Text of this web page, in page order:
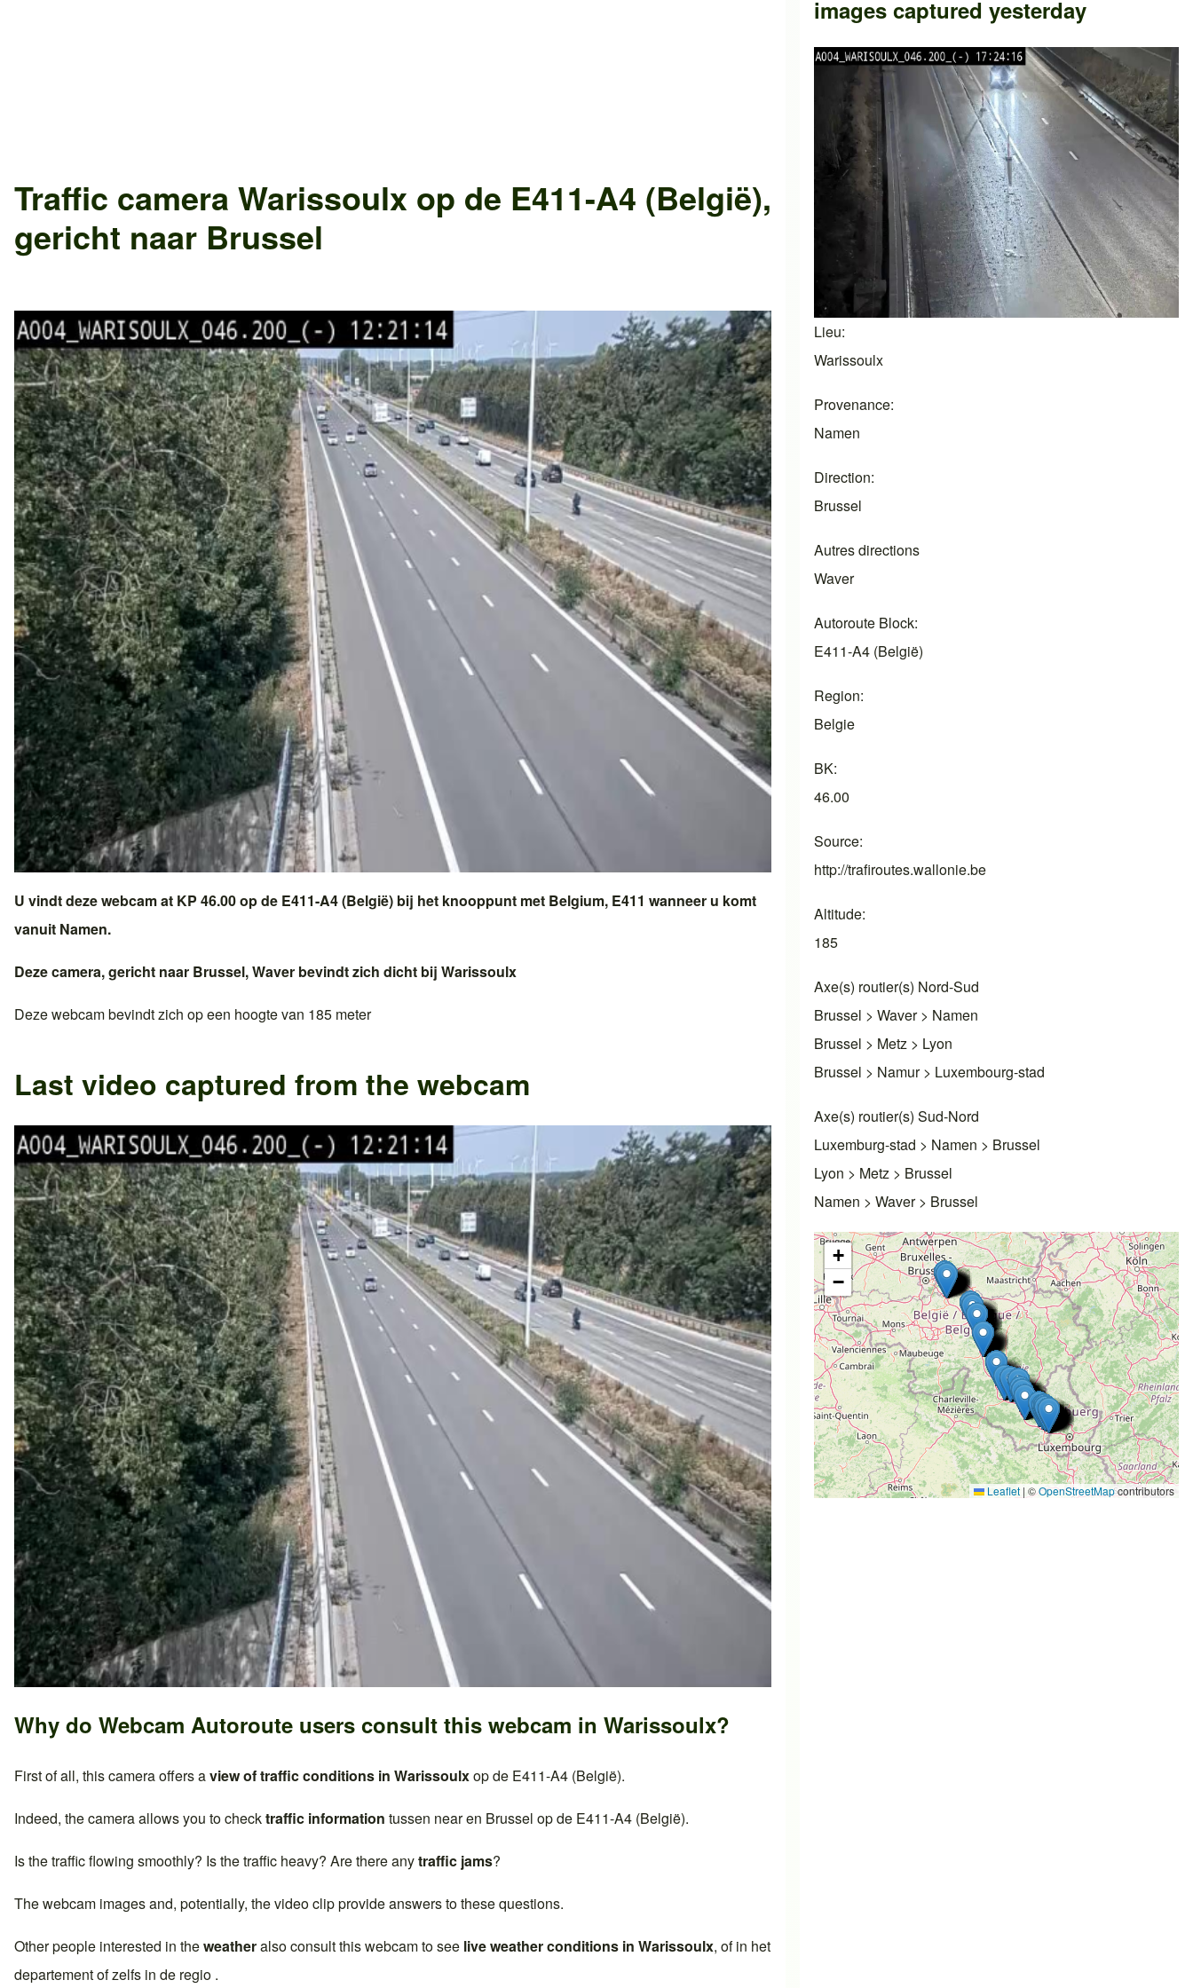
Traffic camera Warissoulx op de E411-A4 (België),
gericht naar Brussel
U vindt deze webcam at KP 46.00 op de E411-A4 (België) bij het knooppunt met Belgium, E411 wanneer u komt
vanuit Namen.
Deze camera, gericht naar Brussel,Waver bevindt zich dicht bij Warissoulx
Deze webcam bevindt zich op een hoogte van 185 meter
Last video captured from the webcam
Why do Webcam Autoroute users consult this webcam in Warissoulx?
First of all, this camera offers aview of traffic conditions in Warissoulxop de E411-A4 (België).
Indeed, the camera allows you to checktraffic information tussen near en Brussel op de E411-A4 (België).
Is the traffic flowing smoothly? Is the traffic heavy? Are there anytraffic jams?
The webcam images and, potentially, the video clip provide answers to these questions.
Other people interested in theweatheralso consult this webcam to see live weather conditions in Warissoulx, of in het
departement of zelfs in de regio .
images captured yesterday
Lieu
Warissoulx
Provenance
Namen
Direction
Brussel
Autres directions
Waver
Autoroute Block
E411-A4 (België)
Region
Belgie
BK
46.00
Source
http://trafiroutes.wallonie.be
Altitude
185
Axe(s) routier(s) Nord-Sud
Brussel > Waver > Namen
Brussel > Metz > Lyon
Brussel > Namur > Luxembourg-stad
Axe(s) routier(s) Sud-Nord
Luxemburg-stad > Namen > Brussel
Lyon > Metz > Brussel
Namen > Waver > Brussel
+
−
Leaflet | ©OpenStreetMapcontributors